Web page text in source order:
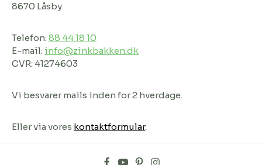
8670 Låsby
Telefon: 88 44 18 10
E-mail: info@zinkbakken.dk
CVR: 41274603
Vi besvarer mails inden for 2 hverdage.
Eller via vores kontaktformular.